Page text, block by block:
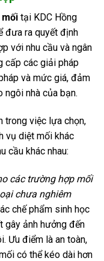
mối tại KDC Hồng
đưa ra quyết định
với nhu cầu và ngân
cấp các giải pháp
và mức giá, đảm
ngôi nhà của bạn.
trong việc lựa chọn,
vụ diệt mối khác
cầu khác nhau:
các trường hợp mối
chưa nghiêm
chế phẩm sinh học
gây ảnh hưởng đến
Ưu điểm là an toàn,
có thể kéo dài hơn